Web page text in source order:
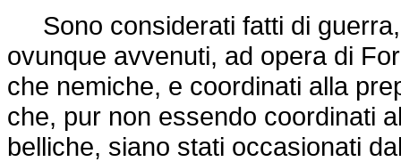
Sono considerati fatti di
ovunque avvenuti, ad opera di
che nemiche, e coordinati alla
che, pur non essendo coordinati
belliche, siano stati occasionati